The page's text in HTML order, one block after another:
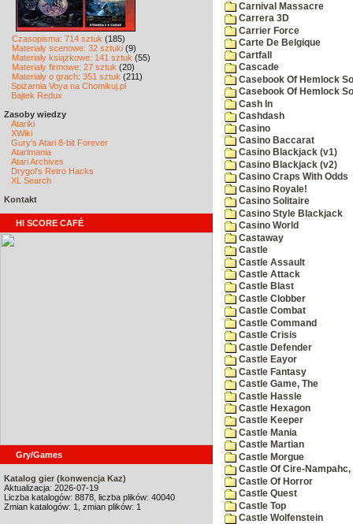
Czasopisma: 714 sztuk (185)
Materiały scenowe: 32 sztuki (9)
Materiały książkowe: 141 sztuk (55)
Materiały firmowe: 27 sztuk (20)
Materiały o grach: 351 sztuk (211)
Spiżarnia Voya na Chomikuj.pl
Bajtek Redux
Zasoby wiedzy
Atariki
XWiki
Gury's Atari 8-bit Forever
Atarimania
Atari Archives
Drygol's Retro Hacks
XL Search
Kontakt
HI SCORE CAFÉ
Gry/Games
Katalog gier (konwencja Kaz)
Aktualizacja: 2026-07-19
Liczba katalogów: 8878, liczba plików: 40040
Zmian katalogów: 1, zmian plików: 1
Carnival Massacre
Carrera 3D
Carrier Force
Carte De Belgique
Cartfall
Cascade
Casebook Of Hemlock
Casebook Of Hemlock
Cash In
Cashdash
Casino
Casino Baccarat
Casino Blackjack (v1)
Casino Blackjack (v2)
Casino Craps With Odds
Casino Royale!
Casino Solitaire
Casino Style Blackjack
Casino World
Castaway
Castle
Castle Assault
Castle Attack
Castle Blast
Castle Clobber
Castle Combat
Castle Command
Castle Crisis
Castle Defender
Castle Eayor
Castle Fantasy
Castle Game, The
Castle Hassle
Castle Hexagon
Castle Keeper
Castle Mania
Castle Martian
Castle Morgue
Castle Of Cire-Nampahc,
Castle Of Horror
Castle Quest
Castle Top
Castle Wolfenstein